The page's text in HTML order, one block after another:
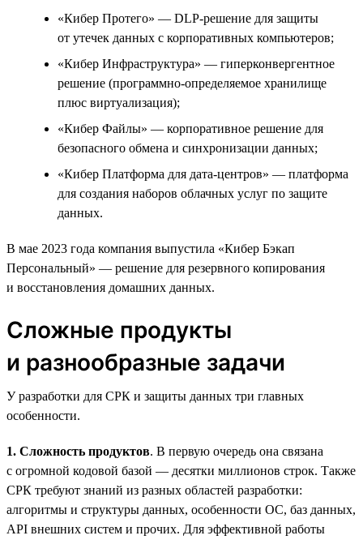
«Кибер Протего» — DLP-решение для защиты
от утечек данных с корпоративных компьютеров;
«Кибер Инфраструктура» — гиперконвергентное
решение (программно-определяемое хранилище
плюс виртуализация);
«Кибер Файлы» — корпоративное решение для
безопасного обмена и синхронизации данных;
«Кибер Платформа для дата-центров» — платформа
для создания наборов облачных услуг по защите
данных.
В мае 2023 года компания выпустила «Кибер Бэкап
Персональный» — решение для резервного копирования
и восстановления домашних данных.
Сложные продукты
и разнообразные задачи
У разработки для СРК и защиты данных три главных
особенности.
1. Сложность продуктов. В первую очередь она связана
с огромной кодовой базой — десятки миллионов строк. Также
СРК требуют знаний из разных областей разработки:
алгоритмы и структуры данных, особенности ОС, баз данных,
API внешних систем и прочих. Для эффективной работы